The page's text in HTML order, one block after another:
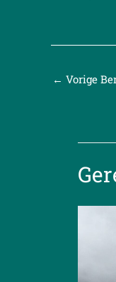
← Vorige